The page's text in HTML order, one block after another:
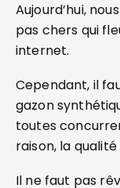
Aujourd’hui,
pas chers qui
internet.
Cependant, il
gazon
toutes
raison, la
Il ne faut pas